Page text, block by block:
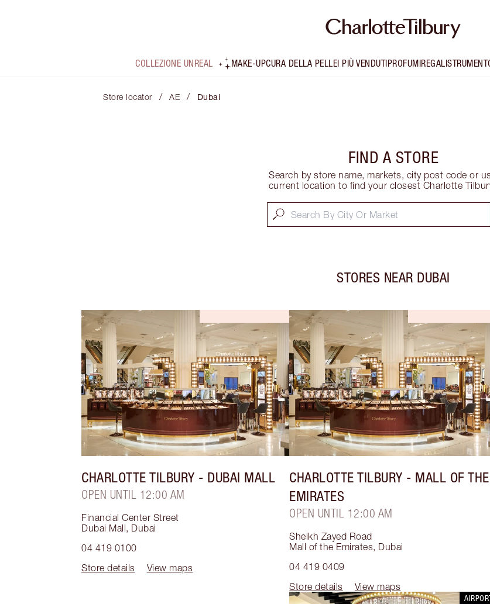
COLLEZIONE UNREAL MAKE-UPCURA DELLA PELLEI PIÙ VENDUTIPROFUMIREGALI
Store locator / AE / Dubai
FIND A STORE
Search by store name, markets, city post code or
current location to find your closest Charlotte
STORES NEAR DUBAI
CHARLOTTE TILBURY - DUBAI MALL
OPEN UNTIL 12:00 AM
Financial Center Street
Dubai Mall, Dubai
04 419 0100
Store details
View maps
CHARLOTTE TILBURY - MALL OF THE
EMIRATES
OPEN UNTIL 12:00 AM
Sheikh Zayed Road
Mall of the Emirates, Dubai
04 419 0409
Store details
View maps